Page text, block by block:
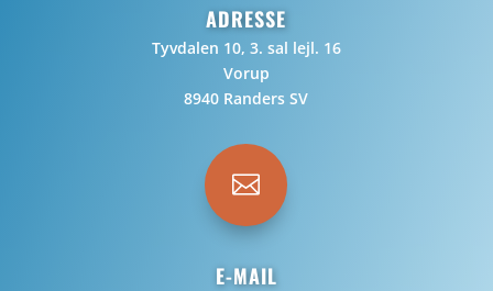
ADRESSE
Tyvdalen 10, 3. sal lejl. 16
Vorup
8940 Randers SV

E-MAIL